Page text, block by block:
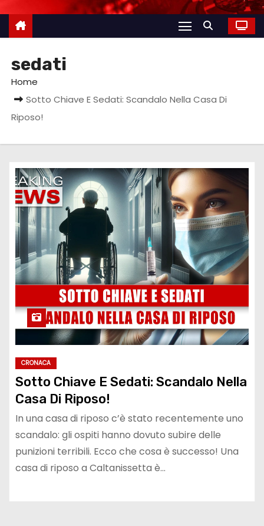
sedati
Home
Sotto Chiave E Sedati: Scandalo Nella Casa Di
Riposo!
CRONACA
Sotto Chiave E Sedati: Scandalo Nella
Casa Di Riposo!
In una casa di riposo c’è stato recentemente uno
scandalo: gli ospiti hanno dovuto subire delle
punizioni terribili. Ecco che cosa è successo! Una
casa di riposo a Caltanissetta è…